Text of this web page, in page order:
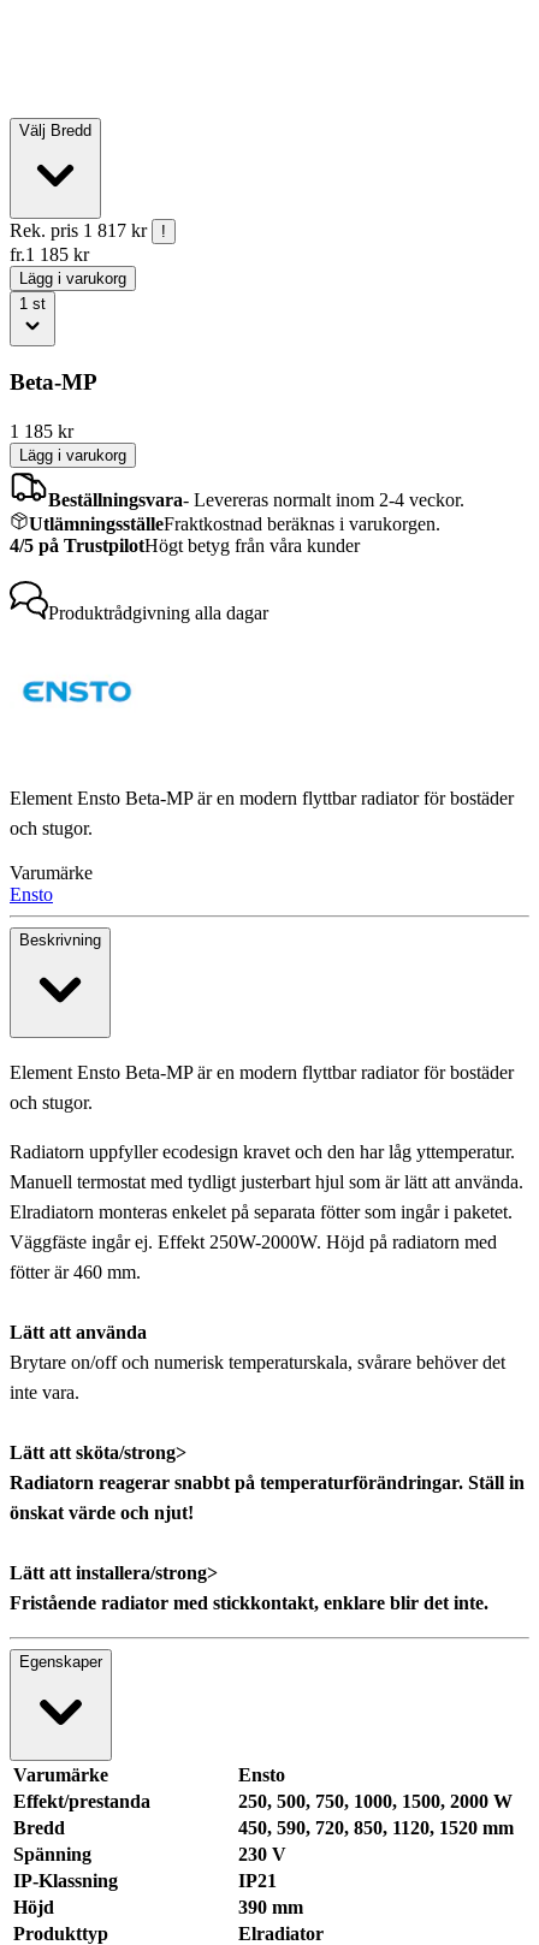
Välj Bredd
Rek. pris 1 817 kr !
fr.1 185 kr
Lägg i varukorg
1 st
Beta-MP
1 185 kr
Lägg i varukorg
Beställningsvara- Levereras normalt inom 2-4 veckor.
UtlämningsställeFraktkostnad beräknas i varukorgen.
4/5 på TrustpilotHögt betyg från våra kunder
Produktrådgivning alla dagar
Element Ensto Beta-MP är en modern flyttbar radiator för bostäder
och stugor.
Varumärke
Ensto
Beskrivning
Element Ensto Beta-MP är en modern flyttbar radiator för bostäder
och stugor.
Radiatorn uppfyller ecodesign kravet och den har låg yttemperatur.
Manuell termostat med tydligt justerbart hjul som är lätt att använda.
Elradiatorn monteras enkelet på separata fötter som ingår i paketet.
Väggfäste ingår ej. Effekt 250W-2000W. Höjd på radiatorn med
fötter är 460 mm.
Lätt att använda
Brytare on/off och numerisk temperaturskala, svårare behöver det
inte vara.
Lätt att sköta/strong>
Radiatorn reagerar snabbt på temperaturförändringar. Ställ in
önskat värde och njut!
Lätt att installera/strong>
Fristående radiator med stickkontakt, enklare blir det inte.
Egenskaper
Varumärke
Ensto
Effekt/prestanda
250, 500, 750, 1000, 1500, 2000 W
Bredd
450, 590, 720, 850, 1120, 1520 mm
Spänning
230 V
IP-Klassning
IP21
Höjd
390 mm
Produkttyp
Elradiator